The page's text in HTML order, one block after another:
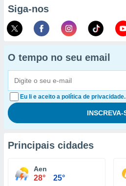
Siga-nos
O tempo no seu email
Eu li e aceito a política de privacidade.
Principais cidades
Aen
28° 25°